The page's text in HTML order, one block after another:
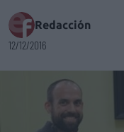
Redacción
12/12/2016